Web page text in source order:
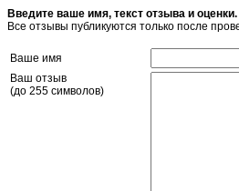
Введите ваше имя, текст отзыва и оценки.
Все отзывы публикуются только после
Ваше имя
Ваш отзыв
(до 255 символов)